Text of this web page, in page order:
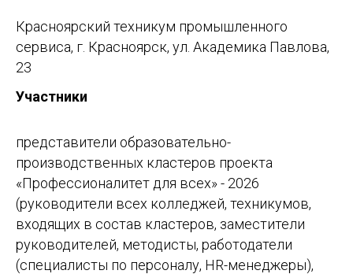
Красноярский техникум промышленного
сервиса, г. Красноярск, ул. Академика Павлова,
23
Участники
представители образовательно-
производственных кластеров проекта
«Профессионалитет для всех» - 2026
(руководители всех колледжей, техникумов,
входящих в состав кластеров, заместители
руководителей, методисты, работодатели
(специалисты по персоналу, HR-менеджеры),